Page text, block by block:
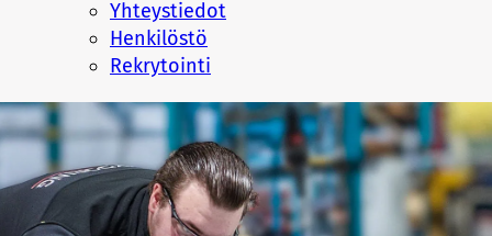
Yhteystiedot
Henkilöstö
Rekrytointi